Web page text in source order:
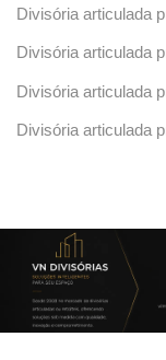
Divisória articulada
Divisória articulada
Divisória articulada
Divisória articulada